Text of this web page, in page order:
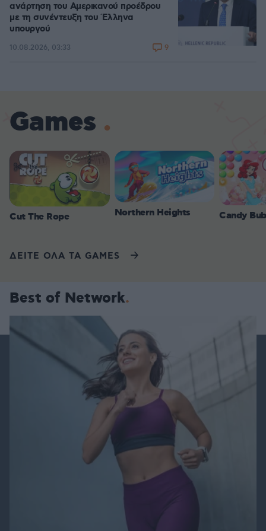
ανάρτηση του Αμερικανού προέδρου
με τη συνέντευξη του Έλληνα
υπουργού
10.08.2026, 03:33 9
Games
Cut The Rope Northern Heights Candy
ΔΕΙΤΕ ΟΛΑ ΤΑ GAMES
Best of Network